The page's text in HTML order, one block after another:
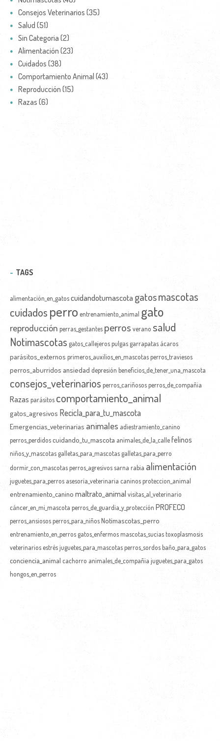
Consejos Veterinarios (35)
Salud (51)
Sin Categoria (2)
Alimentación (23)
Cuidados (38)
Comportamiento Animal (43)
Reproducción (15)
Razas (6)
TAGS
alimentación_en_gatoscuidandotumascota gatosmascotas
cuidados perro entrenamiento_animal gato
reproducción perras_gestantes perros verano salud
Notimascotas gatos_callejeros pulgas garrapatas ácaros
parásitos_externos primeros_auxilios_en_mascotas perros_traviesos
perros_aburridos ansiedad depresión beneficios_de_tener_una_mascota
consejos_veterinarios perros_cariñosos perros_de_compañia
Razas parásitos comportamiento_animal
gatos_agresivos Recicla_para_tu_mascota
Emergencias_veterinarias animales adiestramiento_canino
perros_perdidoscuidando_tu_mascota animales_de_la_callefelinos
niños_y_mascotas galletas_para_mascotas galletas_para_perro
dormir_con_mascotasperros_agresivossarna rabia alimentación
juguetes_para_perros asesoría_veterinaria caninosproteccion_animal
entrenamiento_canino maltrato_animal visitas_al_veterinario
cáncer_en_mi_mascota perros_de_guardia_y_protección PROFECO
perros_ansiosos perros_para_niñosNotimascotas_perro
entrenamiento_en_perrosgatos_enfermos mascotas_sucias toxoplasmosis
veterinariosestrésjuguetes_para_mascotas perros_sordos baño_para_gatos
conciencia_animal cachorro animales_de_compañia juguetes_para_gatos
hongos_en_perros